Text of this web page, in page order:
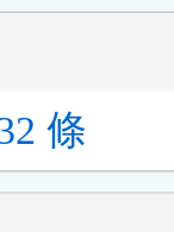
條